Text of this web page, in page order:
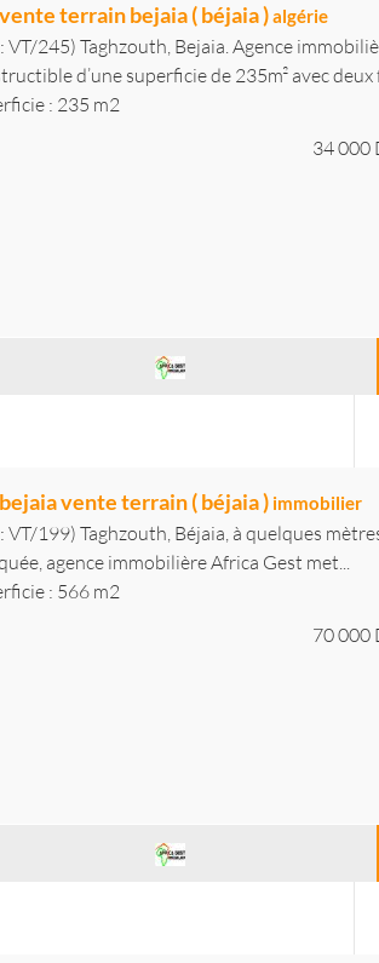
vente terrain bejaia ( béjaia )algérie
VT/245) Taghzouth, Bejaia. Agence
d’une superficie de 235m² avec deux
: 235 m2
34 000
bejaia vente terrain ( béjaia ) immobilier
VT/199) Taghzouth, Béjaia, à quelques
agence immobilière Africa Gest met...
: 566 m2
70 000